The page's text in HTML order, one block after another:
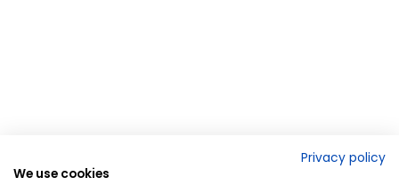
Privacy policy
We use cookies